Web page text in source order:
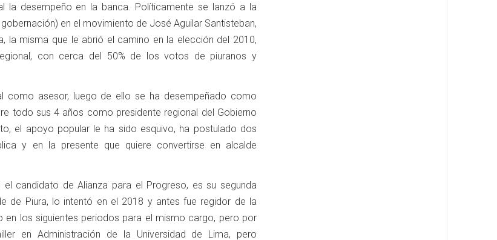
la desempeño en la banca. Políticamente se lanzó a la
en el movimiento de José Aguilar Santisteban,
la misma que le abrió el camino en la elección del 2010,
con cerca del 50% de los votos de piuranos y
como asesor, luego de ello se ha desempeñado como
todo sus 4 años como presidente regional del Gobierno
el apoyo popular le ha sido esquivo, ha postulado dos
y en la presente que quiere convertirse en alcalde
el candidato de Alianza para el Progreso, es su segunda
de Piura, lo intentó en el 2018 y antes fue regidor de la
en los siguientes periodos para el mismo cargo, pero por
en Administración de la Universidad de Lima, pero